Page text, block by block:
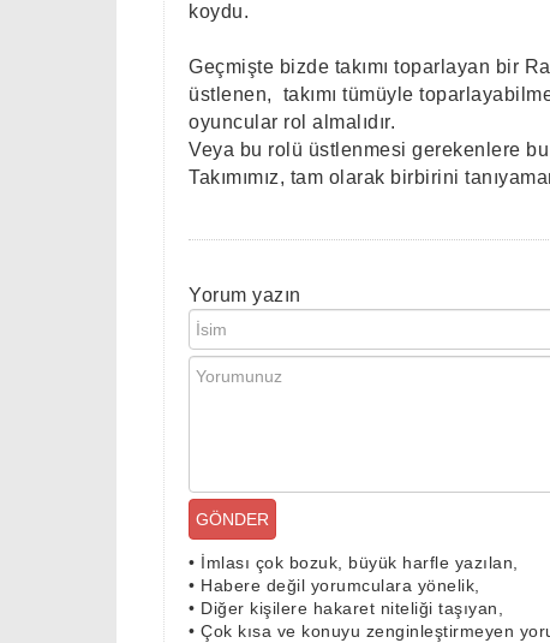
koydu.
Geçmişte bizde takımı toparlayan bir
üstlenen,
takımı tümüyle
oyuncular rol almalıdır.
Veya bu rolü üstlenmesi gerekenlere
Takımımız, tam olarak birbirini
Yorum yazın
GÖNDER
• İmlası çok bozuk, büyük harfle yazılan,
• Habere değil yorumculara yönelik,
• Diğer kişilere hakaret niteliği taşıyan,
• Çok kısa ve konuyu zenginleştirmeyen